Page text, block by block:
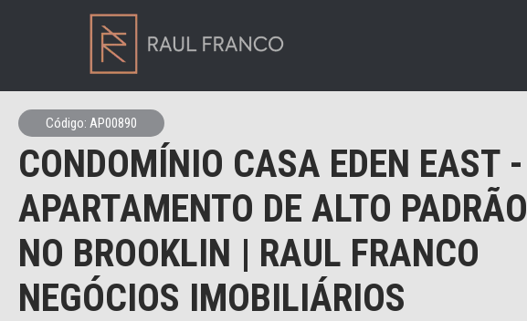
Código: AP00890
CONDOMÍNIO CASA EDEN EAST -
APARTAMENTO DE ALTO PADRÃO
NO BROOKLIN | RAUL FRANCO
NEGÓCIOS IMOBILIÁRIOS